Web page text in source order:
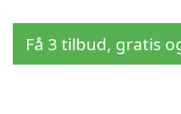
Få 3 tilbud, gratis